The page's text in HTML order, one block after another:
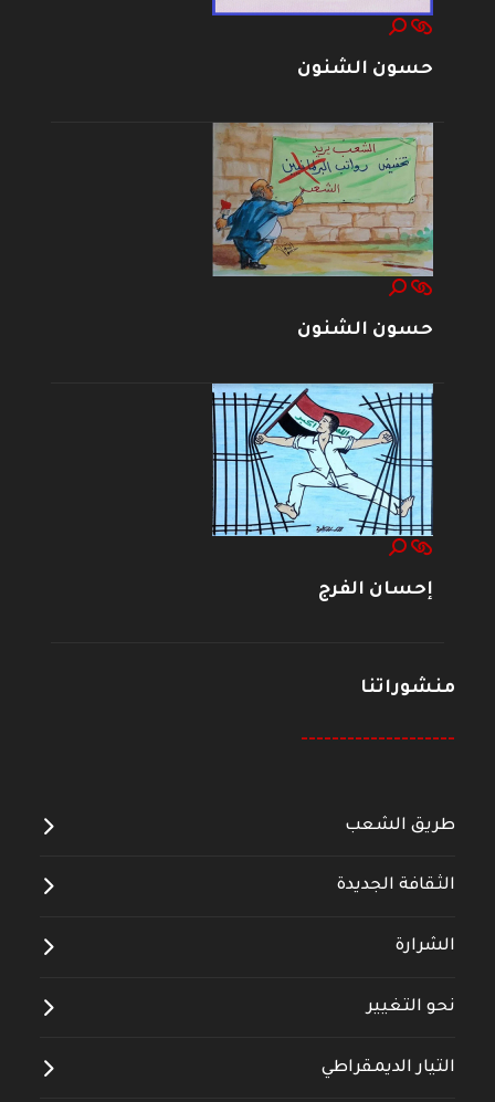
حسون الشنون
حسون الشنون
إحسان الفرج
منشوراتنا
--------------------
طريق الشعب
الثقافة الجديدة
الشرارة
نحو التغيير
التيار الديمقراطي